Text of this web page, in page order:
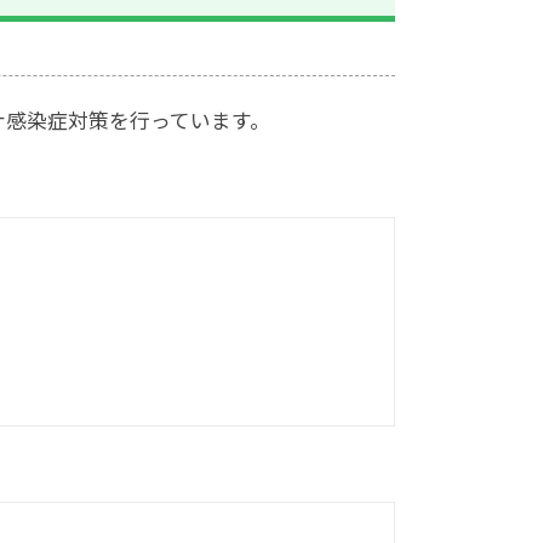
染症対策を行っています。